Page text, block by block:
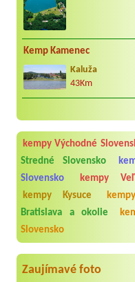
Kemp Kamenec
Kaluža
43Km
kempy Východné
Stredné Slovensko
Slovensko
kempy
kempy Kysuce
Bratislava a okolie
Slovensko
Zaujímavé foto